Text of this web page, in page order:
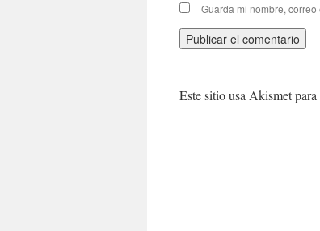
Guarda mi nombre,
Este sitio usa Akismet